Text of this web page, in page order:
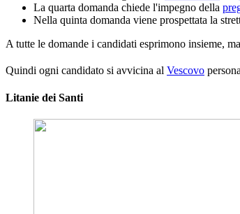
La quarta domanda chiede l'impegno della
Nella quinta domanda viene prospettata la
A tutte le domande i candidati esprimono insieme,
Quindi ogni candidato si avvicina al Vescovo
Litanie dei Santi